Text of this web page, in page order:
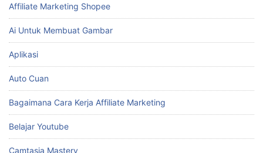
Affiliate Marketing Shopee
Ai Untuk Membuat Gambar
Aplikasi
Auto Cuan
Bagaimana Cara Kerja Affiliate Marketing
Belajar Youtube
Camtasia Mastery